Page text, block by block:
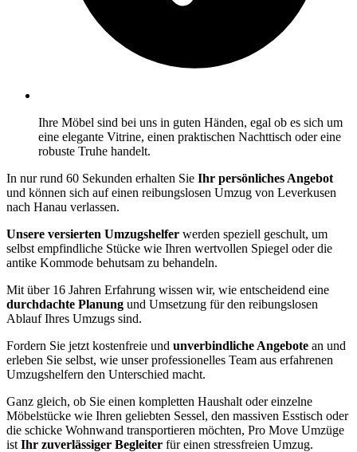
Ihre Möbel sind bei uns in guten Händen, egal ob es sich um
eine elegante Vitrine, einen praktischen Nachttisch oder eine
robuste Truhe handelt.
In nur rund 60 Sekunden erhalten Sie Ihr persönliches Angebot
und können sich auf einen reibungslosen Umzug von Leverkusen
nach Hanau verlassen.
Unsere versierten Umzugshelfer werden speziell geschult, um
selbst empfindliche Stücke wie Ihren wertvollen Spiegel oder die
antike Kommode behutsam zu behandeln.
Mit über 16 Jahren Erfahrung wissen wir, wie entscheidend eine
durchdachte Planung und Umsetzung für den reibungslosen
Ablauf Ihres Umzugs sind.
Fordern Sie jetzt kostenfreie und unverbindliche Angebote an und
erleben Sie selbst, wie unser professionelles Team aus erfahrenen
Umzugshelfern den Unterschied macht.
Ganz gleich, ob Sie einen kompletten Haushalt oder einzelne
Möbelstücke wie Ihren geliebten Sessel, den massiven Esstisch oder
die schicke Wohnwand transportieren möchten, Pro Move Umzüge
ist Ihr zuverlässiger Begleiter für einen stressfreien Umzug.